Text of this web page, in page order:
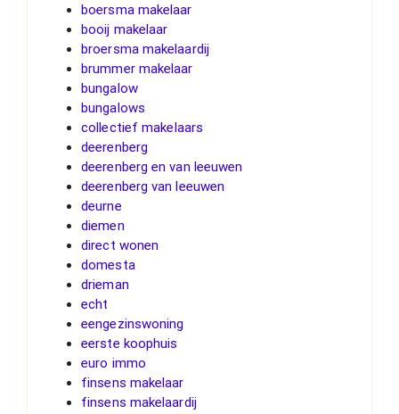
boersma makelaar
booij makelaar
broersma makelaardij
brummer makelaar
bungalow
bungalows
collectief makelaars
deerenberg
deerenberg en van leeuwen
deerenberg van leeuwen
deurne
diemen
direct wonen
domesta
drieman
echt
eengezinswoning
eerste koophuis
euro immo
finsens makelaar
finsens makelaardij